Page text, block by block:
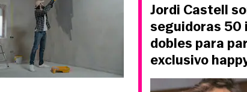
Jordi Castell
seguidoras 50
dobles para
exclusivo